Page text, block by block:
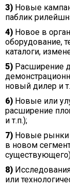
3) Новые
паблик
4) Новое в
оборудование,
каталоги,
5) Расширение
новый дилер и
6) Новые или
расширение
и т.п.);
7) Новые рынки
в новом
8)
или